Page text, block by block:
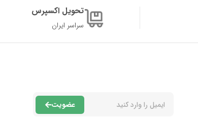
تحویل اکسپرس
سراسر ایران
عضویت